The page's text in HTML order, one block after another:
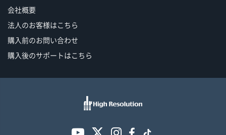
会社概要
法人のお客様はこちら
購入前のお問い合わせ
購入後のサポートはこちら